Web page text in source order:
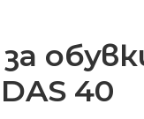
40